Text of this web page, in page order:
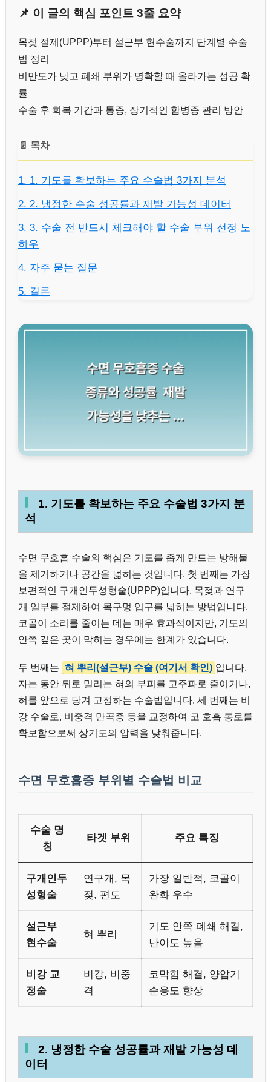
📌 이 글의 핵심 포인트 3줄 요약
목젖 절제(UPPP)부터 설근부 현수술까지 단계별 수술
법 정리
비만도가 낮고 폐쇄 부위가 명확할 때 올라가는 성공 확
률
수술 후 회복 기간과 통증, 장기적인 합병증 관리 방안
📄 목차
1. 1. 기도를 확보하는 주요 수술법 3가지 분석
2. 2. 냉정한 수술 성공률과 재발 가능성 데이터
3. 3. 수술 전 반드시 체크해야 할 수술 부위 선정 노
하우
4. 자주 묻는 질문
5. 결론
1. 기도를 확보하는 주요 수술법 3가지 분
석
수면 무호흡 수술의 핵심은 기도를 좁게 만드는 방해물
을 제거하거나 공간을 넓히는 것입니다. 첫 번째는 가장
보편적인 구개인두성형술(UPPP)입니다. 목젖과 연구
개 일부를 절제하여 목구멍 입구를 넓히는 방법입니다.
코골이 소리를 줄이는 데는 매우 효과적이지만, 기도의
안쪽 깊은 곳이 막히는 경우에는 한계가 있습니다.
두 번째는 혀 뿌리(설근부) 수술 (여기서 확인) 입니다.
자는 동안 뒤로 밀리는 혀의 부피를 고주파로 줄이거나,
혀를 앞으로 당겨 고정하는 수술법입니다. 세 번째는 비
강 수술로, 비중격 만곡증 등을 교정하여 코 호흡 통로를
확보함으로써 상기도의 압력을 낮춰줍니다.
수면 무호흡증 부위별 수술법 비교
수술 명
칭
타겟 부위 주요 특징
구개인두
성형술
연구개, 목
젖, 편도
가장 일반적, 코골이
완화 우수
설근부
현수술
혀 뿌리
기도 안쪽 폐쇄 해결,
난이도 높음
비강 교
정술
비강, 비중
격
코막힘 해결, 양압기
순응도 향상
2. 냉정한 수술 성공률과 재발 가능성 데
이터